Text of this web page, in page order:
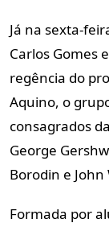
Já na sexta-
Carlos Gomes
regência do
Aquino, o
consagrados
George
Borodin e John
Formada por